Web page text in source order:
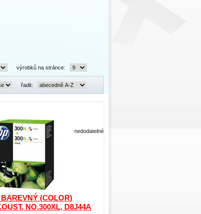
výrobků na stránce:
řadit:
BAREVNÝ (COLOR)
NO.300XL, D8J44A
nedodatelné